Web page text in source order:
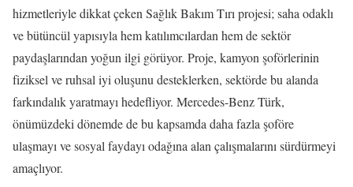
hizmetleriyle dikkat çeken Sağlık Bakım Tırı projesi; saha odaklı
ve bütüncül yapısıyla hem katılımcılardan hem de sektör
paydaşlarından yoğun ilgi görüyor. Proje, kamyon şoförlerinin
fiziksel ve ruhsal iyi oluşunu desteklerken, sektörde bu alanda
farkındalık yaratmayı hedefliyor. Mercedes-Benz Türk,
önümüzdeki dönemde de bu kapsamda daha fazla şoföre
ulaşmayı ve sosyal faydayı odağına alan çalışmalarını sürdürmeyi
amaçlıyor.